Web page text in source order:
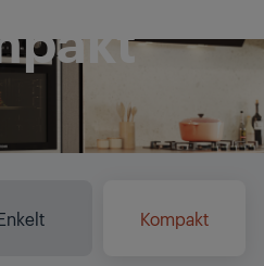
Kompakt